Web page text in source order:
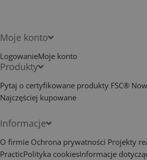
Moje konto
LogowanieMoje konto
Produkty
Pytaj o certyfikowane produkty FSC®
Najczęściej kupowane
Informacje
O firmie Ochrona prywatności Projekty
PracticPolityka cookiesInformacje